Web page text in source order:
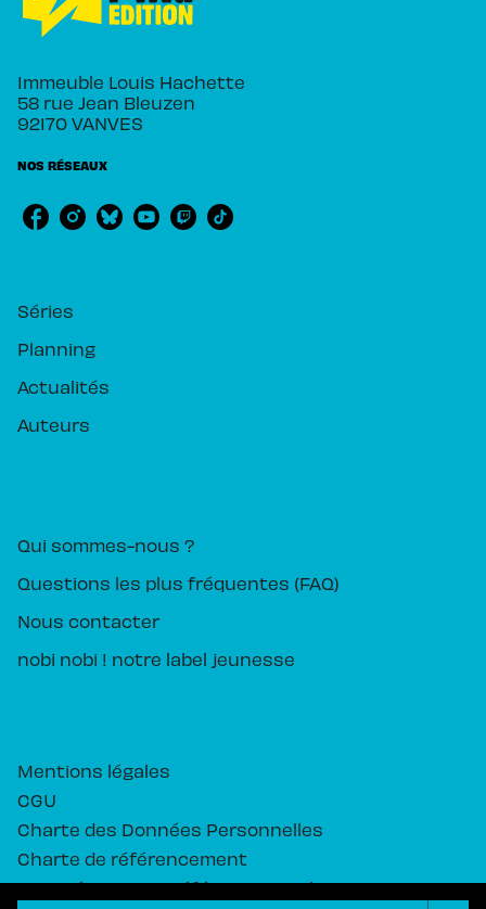
Immeuble Louis Hachette
58 rue Jean Bleuzen
92170 VANVES
NOS RÉSEAUX
Séries
Planning
Actualités
Auteurs
Qui sommes-nous ?
Questions les plus fréquentes (FAQ)
Nous contacter
nobi nobi ! notre label jeunesse
Mentions légales
CGU
Charte des Données Personnelles
Charte de référencement
Paramétrez vos préférences cookies